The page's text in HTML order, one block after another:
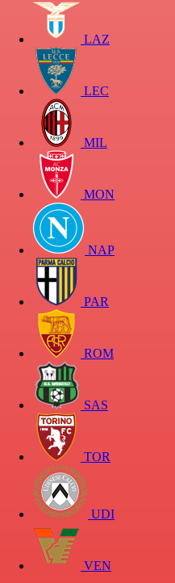
LAZ
LEC
MIL
MON
NAP
PAR
ROM
SAS
TOR
UDI
VEN